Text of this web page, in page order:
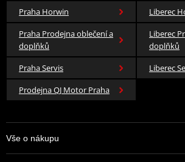
Praha Horwin
Liberec
Praha Prodejna oblečení a
doplňků
Liberec
doplňků
Praha Servis
Liberec
Prodejna QJ Motor Praha
Vše o nákupu